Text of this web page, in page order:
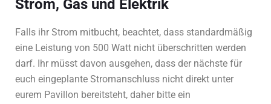
Strom, Gas und Elektrik
Falls ihr Strom mitbucht, beachtet, dass standardmäßig
eine Leistung von 500 Watt nicht überschritten werden
darf. Ihr müsst davon ausgehen, dass der nächste für
euch eingeplante Stromanschluss nicht direkt unter
eurem Pavillon bereitsteht, daher bitte ein